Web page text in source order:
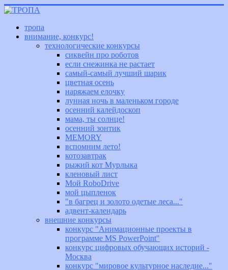
тропа
внимание, конкурс!
технологические конкурсы
сиквейн про роботов
если снежинка не растает
самый-самый лучший шарик
цветная осень
наряжаем елочку
лунная ночь в маленьком городе
осенний калейдоскоп
мама, ты солнце!
осенний зонтик
MEMORY
вспомним лето!
котозавтрак
рыжий кот Мурлыка
кленовый лист
Мой RoboDrive
мой цыпленок
"в багрец и золото одетые леса..."
адвент-календарь
внешние конкурсы
конкурс "Анимационные проекты в
программе MS PowerPoint"
конкурс цифровых обучающих историй -
Москва
конкурс "мировое культурное наследие..."